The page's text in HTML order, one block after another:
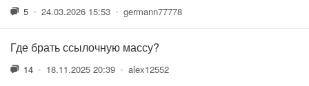
5 • 24.03.2026 15:53 • germann77778
Где брать ссылочную массу?
14 • 18.11.2025 20:39 • alex12552